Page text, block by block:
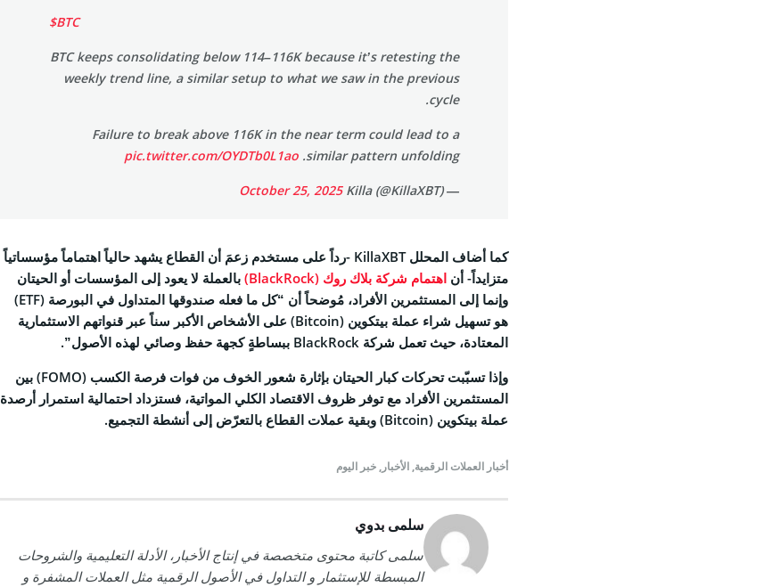
$BTC
BTC keeps consolidating below 114–116K because it’s retesting the
weekly trend line, a similar setup to what we saw in the previous
cycle.
Failure to break above 116K in the near term could lead to a
similar pattern unfolding.
pic.twitter.com/OYDTb0L1ao
— Killa (@KillaXBT)
October 25, 2025
كما أضاف المحلل KillaXBT -رداً على مستخدم زعمَ أن القطاع يشهد حالياً اهتماماً مؤسساتياً
متزايداً- أن اهتمام شركة بلاك روك (BlackRock)
بالعملة لا يعود إلى المؤسسات أو الحيتان
وإنما إلى المستثمرين الأفراد، مُوضحاً أن “كل ما فعله صندوقها المتداول في البورصة (ETF)
هو تسهيل شراء عملة بيتكوين (Bitcoin) على الأشخاص الأكبر سناً عبر قنواتهم الاستثمارية
المعتادة، حيث تعمل شركة BlackRock ببساطةٍ كجهة حفظ وصائي لهذه الأصول”.
وإذا تسبّبتتحركات كبار الحيتان
بإثارة شعور الخوف من فوات فرصة الكسب (FOMO) بين
المستثمرين الأفراد مع توفر ظروف الاقتصاد الكلي المواتية، فستزداد احتمالية استمرار أرصدة
عملة بيتكوين (Bitcoin) وبقية عملات القطاع بالتعرّض إلى
أنشطة التجميع.
أخبار العملات الرقمية, الأخبار, خبر اليوم
سلمى بدوي
سلمى كاتبة محتوى متخصصة في إنتاج الأخبار، الأدلة التعليمية والشروحات
المبسطة للإستثمار و التداول في الأصول الرقمية مثل العملات المشفرة و